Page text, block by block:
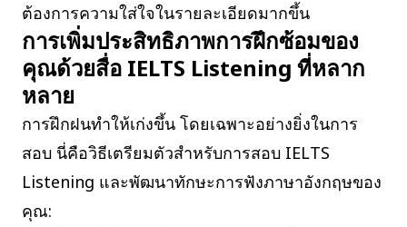
ต้องการความใส่ใจในรายละเอียดมากขึ้น
การเพิ่มประสิทธิภาพการฝึกซ้อมของ
คุณด้วยสื่อ IELTS Listening ที่หลาก
หลาย
การฝึกฝนทำให้เก่งขึ้น โดยเฉพาะอย่างยิ่งในการ
สอบ นี่คือวิธีเตรียมตัวสำหรับการสอบ IELTS
Listening และพัฒนาทักษะการฟังภาษาอังกฤษของ
คุณ: